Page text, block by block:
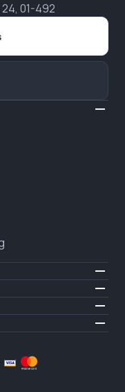
01-492